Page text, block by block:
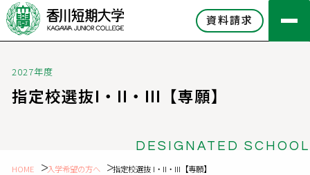
資料請求
2027年度
指定校選抜I・II・III【専願】
DESIGNATED SCHOOL
HOME 入学希望の方へ 指定校選抜 I・II・III【専願】